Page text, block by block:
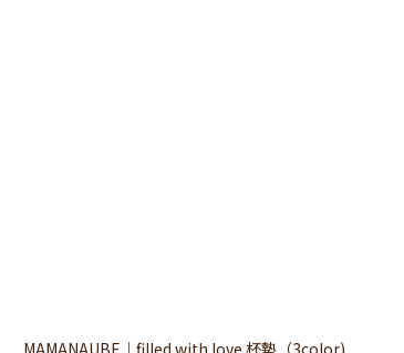
MAMANAUBE｜filled with love 杯墊（3color)